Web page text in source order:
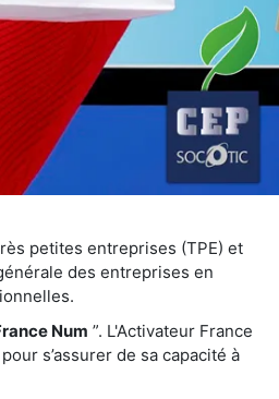
petites entreprises (TPE) et
des entreprises en
Num ”. L'Activateur France
s’assurer de sa capacité à